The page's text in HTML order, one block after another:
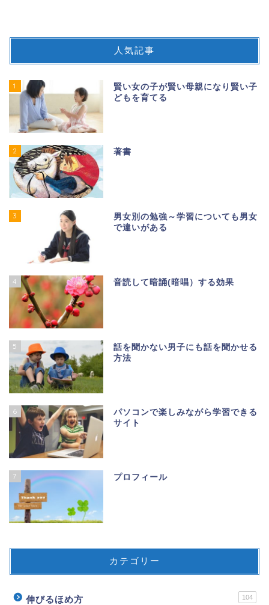
人気記事
1
賢い女の子が賢い母親になり賢い子
どもを育てる
2 著書
3
男女別の勉強～学習についても男女
で違いがある
4 音読して暗誦(暗唱）する効果
5
話を聞かない男子にも話を聞かせる
方法
6
パソコンで楽しみながら学習できる
サイト
7 プロフィール
カテゴリー
伸びるほめ方 104